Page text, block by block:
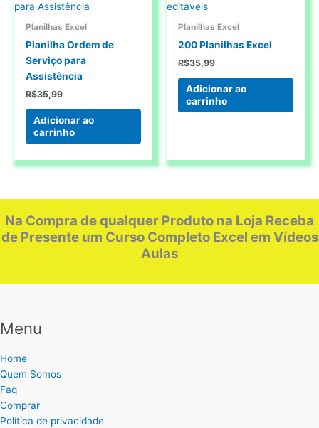
Planilhas Excel
Planilha Ordem de
Serviço para
Assistência
R$35,99
Adicionar ao
carrinho
Planilhas Excel
200 Planilhas Excel
R$35,99
Adicionar ao
carrinho
Na Compra de qualquer Produto na Loja Receba
de Presente um Curso Completo Excel em Vídeos
Aulas
Menu
Home
Quem Somos
Faq
Comprar
Política de privacidade